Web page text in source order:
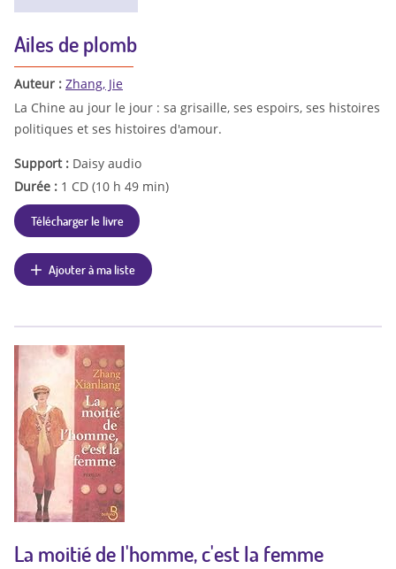
Ailes de plomb
Auteur : Zhang, Jie
La Chine au jour le jour : sa grisaille, ses espoirs, ses histoires
politiques et ses histoires d'amour.
Support : Daisy audio
Durée : 1 CD (10 h 49 min)
Télécharger le livre
Ajouter à ma liste
La moitié de l'homme, c'est la femme